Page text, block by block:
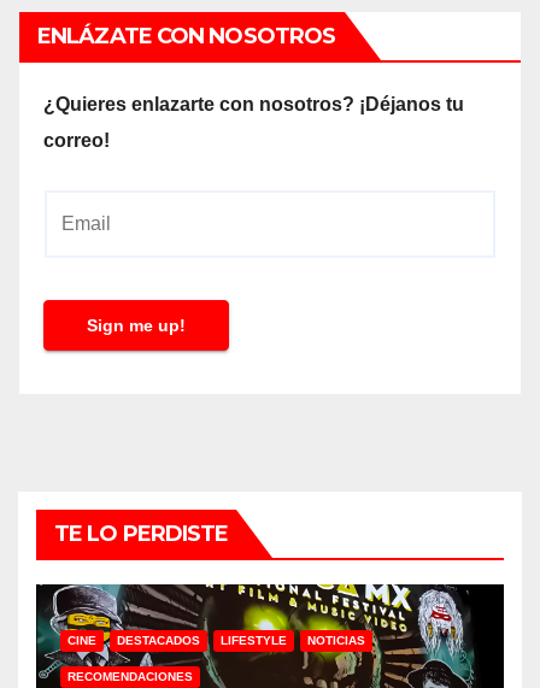
ENLÁZATE CON NOSOTROS
¿Quieres enlazarte con nosotros? ¡Déjanos tu
correo!
l
Sign me up!
TE LO PERDISTE
CINE DESTACADOS LIFESTYLE NOTICIAS
RECOMENDACIONES